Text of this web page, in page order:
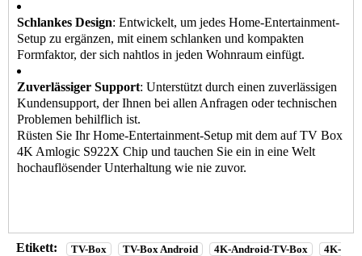
Schlankes Design: Entwickelt, um jedes Home-Entertainment-
Setup zu ergänzen, mit einem schlanken und kompakten
Formfaktor, der sich nahtlos in jeden Wohnraum einfügt.
Zuverlässiger Support: Unterstützt durch einen zuverlässigen
Kundensupport, der Ihnen bei allen Anfragen oder technischen
Problemen behilflich ist.
Rüsten Sie Ihr Home-Entertainment-Setup mit dem aufTV Box
4K Amlogic S922X Chip und tauchen Sie ein in eine Welt
hochauflösender Unterhaltung wie nie zuvor.
Etikett: TV-Box TV-Box Android 4K-Android-TV-Box
4K-